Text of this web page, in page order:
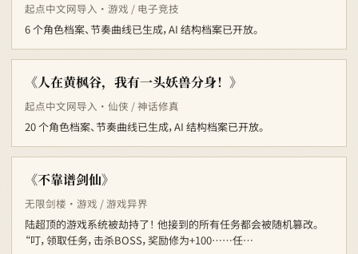
起点中文网导入 · 游戏 / 电子竞技
6 个角色档案、节奏曲线已生成，AI 结构档案已开放。
《人在黄枫谷，我有一头妖兽分身！》
起点中文网导入 · 仙侠 / 神话修真
20 个角色档案、节奏曲线已生成，AI 结构档案已开放。
《不靠谱剑仙》
无限剑楼 · 游戏 / 游戏异界
陆超顶的游戏系统被劫持了！ 他接到的所有任务都会被随机篡改。
“叮，领取任务，击杀BOSS，奖励修为+100……任…